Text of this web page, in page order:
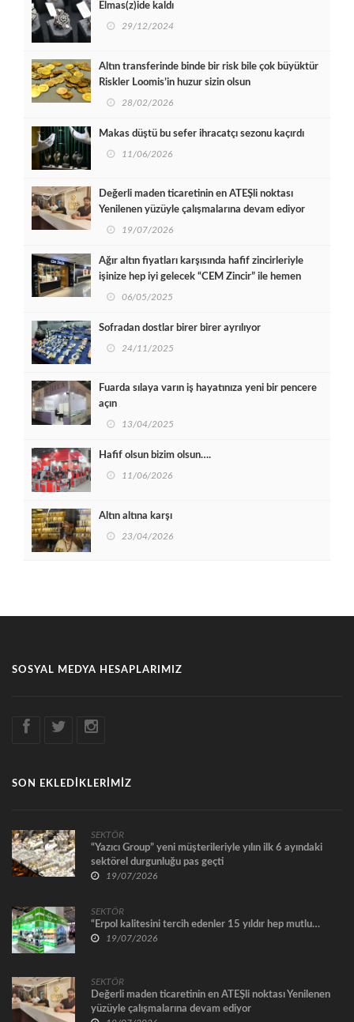
Elmas(z)ide kaldı
29/12/2024
Altın transferinde binde bir risk bile çok büyüktür
Riskler Loomis’in huzur sizin olsun
28/02/2026
Makas düştü bu sefer ihracatçı sezonu kaçırdı
11/06/2026
Değerli maden ticaretinin en ATEŞli noktası
Yenilenen yüzüyle çalışmalarına devam ediyor
19/07/2026
Ağır altın fiyatları karşısında hafif zincirleriyle
işinize hep iyi gelecek “CEM Zincir” ile hemen
gelecek06/05/2025
Sofradan dostlar birer birer ayrılıyor
24/11/2025
Fuarda sılaya varın iş hayatınıza yeni bir pencere
açın
13/04/2025
Hafif olsun bizim olsun….
11/06/2026
Altın altına karşı
23/04/2026
SOSYAL MEDYA HESAPLARIMIZ
SON EKLEDİKLERİMİZ
SEKTÖR
“Yazıcı Group” yeni müşterileriyle yılın ilk 6 ayındaki
sektörel durgunluğu pas geçti
19/07/2026
SEKTÖR
“Erpol kalitesini tercih edenler 15 yıldır hep mutlu…
19/07/2026
SEKTÖR
Değerli maden ticaretinin en ATEŞli noktası Yenilenen
yüzüyle çalışmalarına devam ediyor